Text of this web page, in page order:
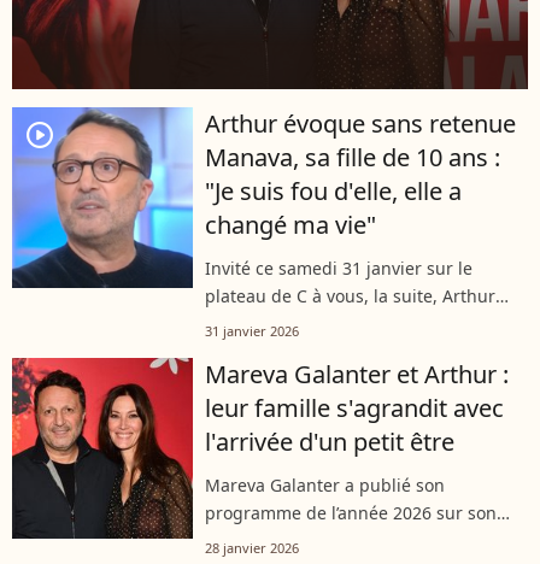
player2
Arthur évoque sans retenue
Manava, sa fille de 10 ans :
"Je suis fou d'elle, elle a
changé ma vie"
Invité ce samedi 31 janvier sur le
plateau de C à vous, la suite, Arthur
s’est livré sur sa vie de père.
confidences sur ses enfants et a
surtout évoqué...
31 janvier 2026
Mareva Galanter et Arthur :
leur famille s'agrandit avec
l'arrivée d'un petit être
Mareva Galanter a publié son
programme de l’année 2026 sur son
compte Instagram ce mardi 27 janvier.
28 janvier 2026